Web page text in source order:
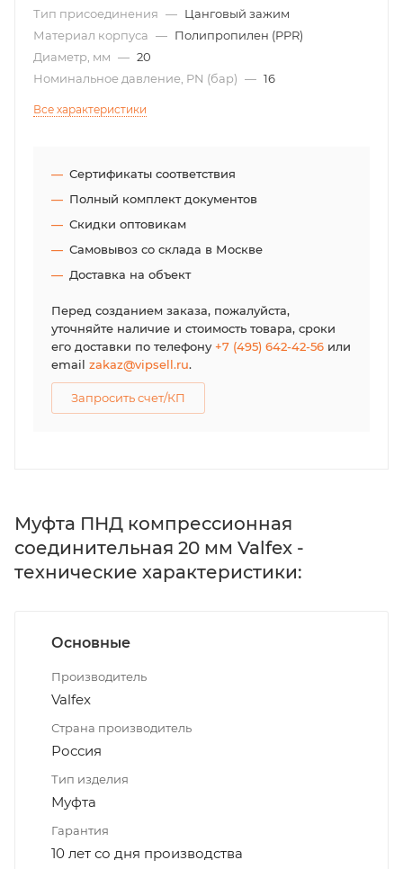
Тип присоединения — Цанговый зажим
Материал корпуса — Полипропилен (PPR)
Диаметр, мм — 20
Номинальное давление, PN (бар) — 16
Все характеристики
Сертификаты соответствия
Полный комплект документов
Скидки оптовикам
Самовывоз со склада в Москве
Доставка на объект
Перед созданием заказа, пожалуйста,
уточняйте наличие и стоимость товара, сроки
его доставки по телефону+7 (495) 642-42-56 или
email zakaz@vipsell.ru.
Запросить счет/КП
Муфта ПНД компрессионная
соединительная 20 мм Valfex -
технические характеристики:
Основные
Производитель
Valfex
Страна производитель
Россия
Тип изделия
Муфта
Гарантия
10 лет со дня производства